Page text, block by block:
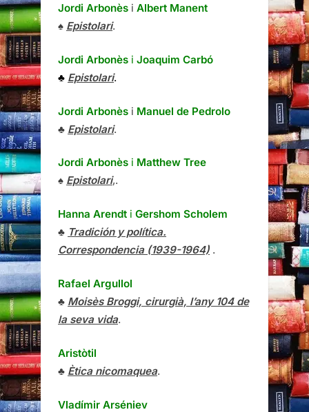
Jordi Arbonès i Albert Manent
♠ Epistolari.
Jordi Arbonès i Joaquim Carbó
♣ Epistolari.
Jordi Arbonès i Manuel de Pedrolo
♣ Epistolari.
Jordi Arbonès i Matthew Tree
♠ Epistolari,.
Hanna Arendt i Gershom Scholem
♣ Tradición y política.
Correspondencia (1939-1964) .
Rafael Argullol
♣ Moisès Broggi, cirurgià, l’any 104 de
la seva vida.
Aristòtil
♣ Ètica nicomaquea.
Vladímir Arséniev